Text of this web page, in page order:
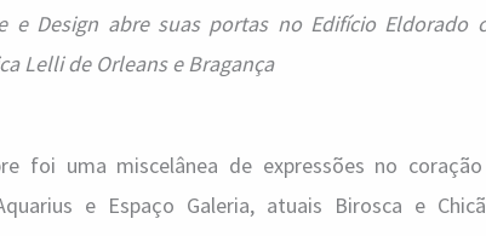
e Design abre suas portas no Edifício Eldorado
Lelli de Orleans e Bragança
foi uma miscelânea de expressões no
e Espaço Galeria, atuais Birosca e